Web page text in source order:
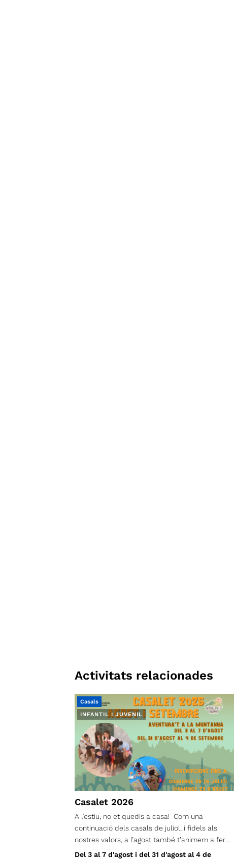
Activitats relacionades
INFANTIL I JUVENIL
Casals
Casalet 2026
A l’estiu, no et quedis a casa! Com una
continuació dels casals de juliol, i fidels als
nostres valors, a l’agost també t’animem a fer
casals! Des del Centre Excursionista,
Del 3 al 7 d'agost i del 31 d'agost al 4 de